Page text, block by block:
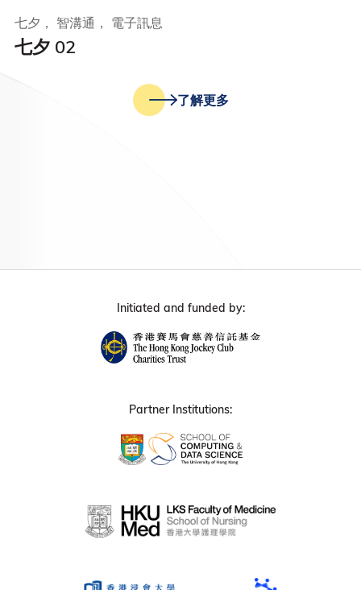
七夕 02
七夕， 智溝通， 電子訊息
了解更多
Initiated and funded by:
Partner Institutions: